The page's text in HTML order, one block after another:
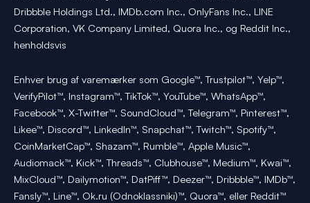
Dribbble Holdings Ltd., IMDb.com Inc., OnlyFans Inc., LINE
Corporation, VK Company Limited, Quora Inc., og Reddit Inc.,
henholdsvis
Enhver brug af varemærker som Google™, Trustpilot™, Yelp™,
VerifyPilot™, Instagram™, TikTok™, YouTube™, WhatsApp™,
Facebook™, X-Twitter™, SoundCloud™, Telegram™, Pinterest™,
Likee™, Discord™, LinkedIn™, Snapchat™, Twitch™, Spotify™,
CoinMarketCap™, Shazam™, Rumble™, Apple Music™,
Audiomack™, Kick™, Threads™, Clubhouse™, Medium™, Kwai™,
MixCloud™, Dailymotion™, DatPiff™, Deezer™, Dribbble™, IMDb™,
Fansly™, Line™, Ok.ru (Odnoklassniki)™, Quora™, eller Reddit™